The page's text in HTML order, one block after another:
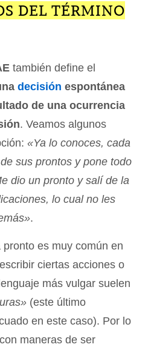
DEL TÉRMINO
también define el
decisión espontánea
de una ocurrencia
. Veamos algunos
«Ya lo conoces, cada
sus prontos y pone todo
dio un pronto y salí de la
lo cual no les
.
es muy común en
ciertas acciones o
más vulgar suelen
(este último
en este caso). Por lo
maneras de ser